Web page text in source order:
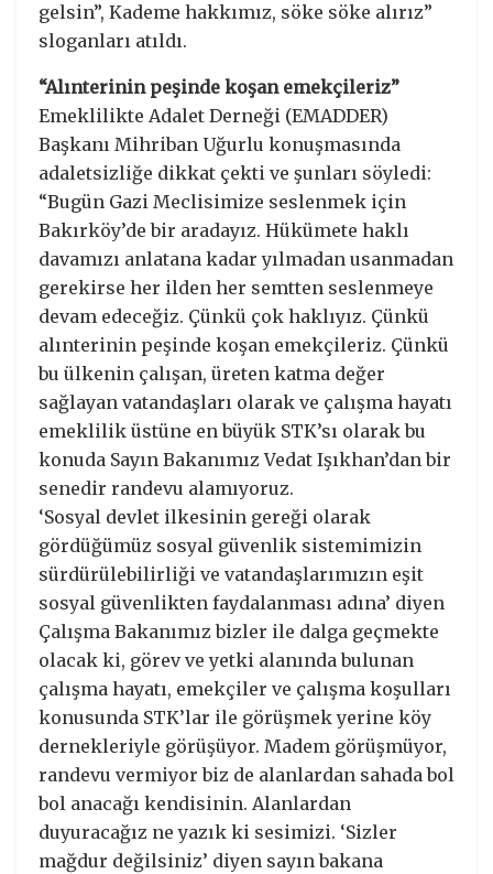
gelsin”, Kademe hakkımız, söke söke alırız”
sloganları atıldı.
“Alınterinin peşinde koşan emekçileriz”
Emeklilikte Adalet Derneği (EMADDER)
Başkanı Mihriban Uğurlu konuşmasında
adaletsizliğe dikkat çekti ve şunları söyledi:
“Bugün Gazi Meclisimize seslenmek için
Bakırköy’de bir aradayız. Hükümete haklı
davamızı anlatana kadar yılmadan usanmadan
gerekirse her ilden her semtten seslenmeye
devam edeceğiz. Çünkü çok haklıyız. Çünkü
alınterinin peşinde koşan emekçileriz. Çünkü
bu ülkenin çalışan, üreten katma değer
sağlayan vatandaşları olarak ve çalışma hayatı
emeklilik üstüne en büyük STK’sı olarak bu
konuda Sayın Bakanımız Vedat Işıkhan’dan bir
senedir randevu alamıyoruz.
‘Sosyal devlet ilkesinin gereği olarak
gördüğümüz sosyal güvenlik sistemimizin
sürdürülebilirliği ve vatandaşlarımızın eşit
sosyal güvenlikten faydalanması adına’ diyen
Çalışma Bakanımız bizler ile dalga geçmekte
olacak ki, görev ve yetki alanında bulunan
çalışma hayatı, emekçiler ve çalışma koşulları
konusunda STK’lar ile görüşmek yerine köy
dernekleriyle görüşüyor. Madem görüşmüyor,
randevu vermiyor biz de alanlardan sahada bol
bol anacağı kendisinin. Alanlardan
duyuracağız ne yazık ki sesimizi. ‘Sizler
mağdur değilsiniz’ diyen sayın bakana